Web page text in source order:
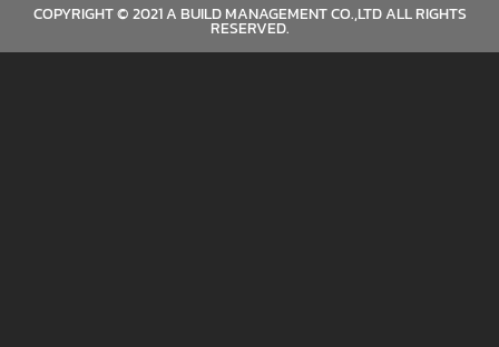
COPYRIGHT © 2021 A BUILD MANAGEMENT CO.,LTD ALL RIGHTS
RESERVED.